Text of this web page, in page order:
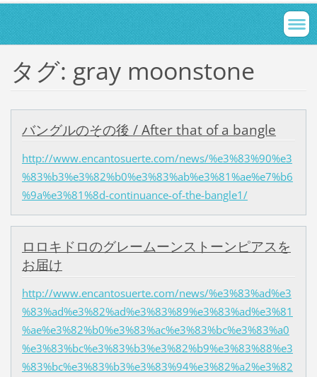
タグ: gray moonstone
バングルのその後 / After that of a bangle
http://www.encantosuerte.com/news/%e3%83%90%e3
%83%b3%e3%82%b0%e3%83%ab%e3%81%ae%e7%b6
%9a%e3%81%8d-continuance-of-the-bangle1/
ロロキドロのグレームーンストーンピアスを
お届け
http://www.encantosuerte.com/news/%e3%83%ad%e3
%83%ad%e3%82%ad%e3%83%89%e3%83%ad%e3%81
%ae%e3%82%b0%e3%83%ac%e3%83%bc%e3%83%a0
%e3%83%bc%e3%83%b3%e3%82%b9%e3%83%88%e3
%83%bc%e3%83%b3%e3%83%94%e3%82%a2%e3%82